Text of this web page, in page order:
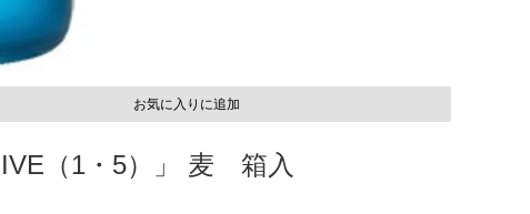
お気に入りに追加
（1・5）」 麦 箱入